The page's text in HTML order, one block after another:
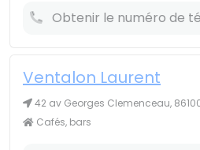
Obtenir le numéro de
Ventalon Laurent
42 av Georges Clemenceau, 86100
Cafés, bars